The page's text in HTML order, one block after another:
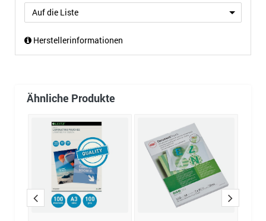
Auf die Liste
Herstellerinformationen
Ähnliche Produkte